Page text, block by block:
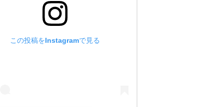
この投稿をInstagramで見る